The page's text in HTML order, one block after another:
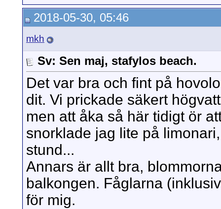
2018-05-30, 05:46
mkh
Sv: Sen maj, stafylos beach.
Det var bra och fint på
dit. Vi prickade säkert
men att åka så här tidigt ör
snorklade jag lite på
stund...
Annars är allt bra,
balkongen. Fåglarna
för mig.